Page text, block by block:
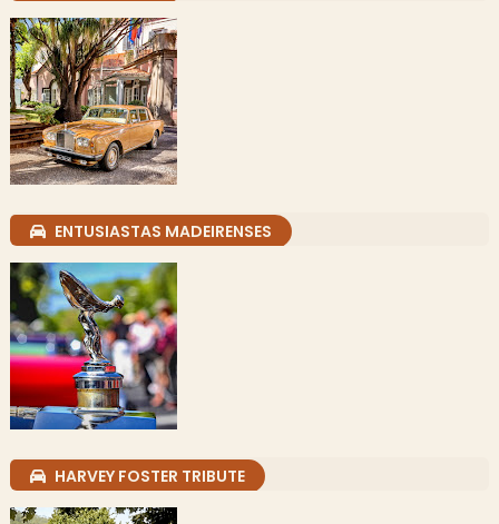
ENTUSIASTAS MADEIRENSES
HARVEY FOSTER TRIBUTE